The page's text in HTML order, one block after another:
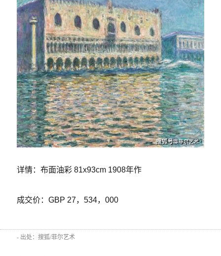
详情：布面油彩 81x93cm 1908年作
成交价：GBP 27，534，000
- 出处：搜狐/菲尔艺术